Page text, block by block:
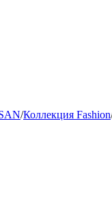
/Коллекция Fashion